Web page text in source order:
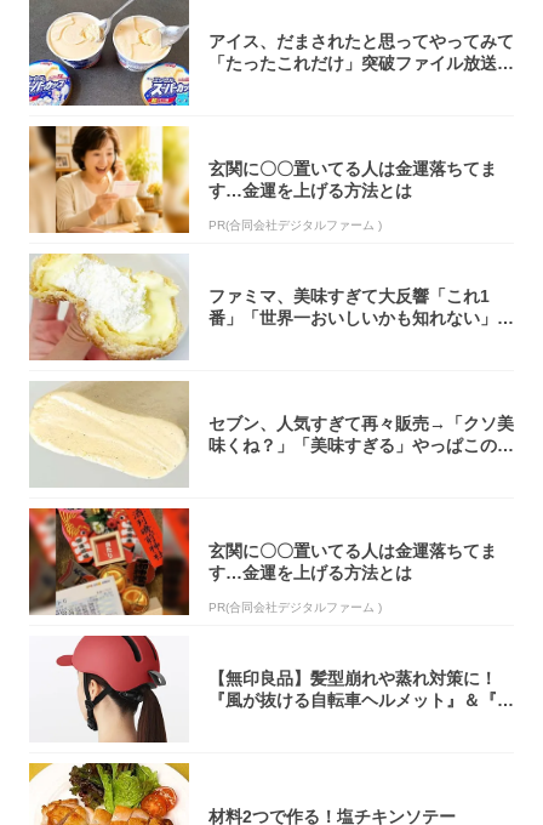
アイス、だまされたと思ってやってみて
「たったこれだけ」突破ファイル放送で
玄関に〇〇置いてる人は金運落ちてま
す…金運を上げる方法とは
PR(合同会社デジタルファーム )
ファミマ、美味すぎて大反響「これ1
番」「世界一おいしいかも知れない」
セブン、人気すぎて再々販売→「クソ美
味くね？」「美味すぎる」やっぱこのク
玄関に〇〇置いてる人は金運落ちてま
す…金運を上げる方法とは
PR(合同会社デジタルファーム )
【無印良品】髪型崩れや蒸れ対策に！
『風が抜ける自転車ヘルメット』＆『2
材料2つで作る！塩チキンソテー